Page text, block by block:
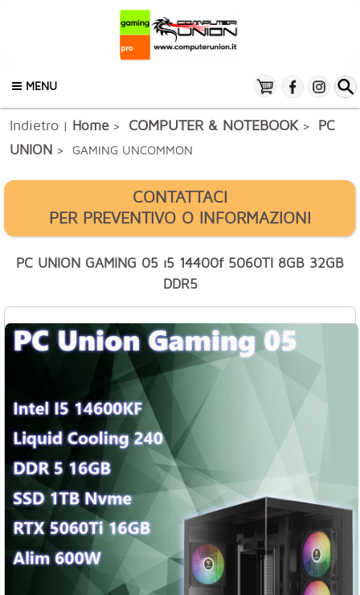
MENU
Indietro | Home> COMPUTER & NOTEBOOK > PC
UNION > GAMING UNCOMMON
CONTATTACI
PER PREVENTIVO O INFORMAZIONI
PC UNION GAMING 05 i5 14400f 5060TI 8GB 32GB
DDR5